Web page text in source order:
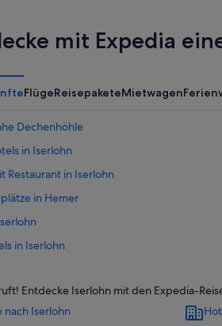
mit Expedia
FlügeReisepaketeMietwagen
Dechenhöhle
in Iserlohn
Restaurant in Iserlohn
in Hemer
in Iserlohn
in Hemer
Entdecke Iserlohn mit den Expedia-
nach Iserlohn